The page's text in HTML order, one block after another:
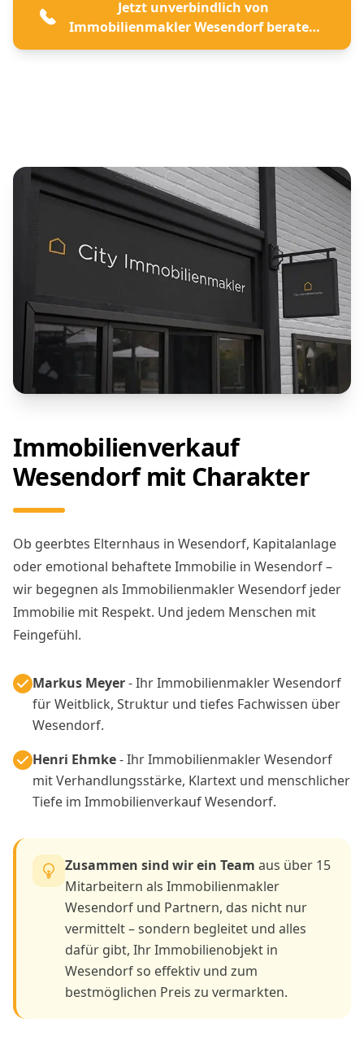
Jetzt unverbindlich von
Immobilienmakler Wesendorf beraten
lassen
Immobilienverkauf
Wesendorf mit Charakter
Ob geerbtes Elternhaus in Wesendorf, Kapitalanlage
oder emotional behaftete Immobilie in Wesendorf –
wir begegnen als Immobilienmakler Wesendorf jeder
Immobilie mit Respekt. Und jedem Menschen mit
Feingefühl.
Markus Meyer- Ihr Immobilienmakler Wesendorf
für Weitblick, Struktur und tiefes Fachwissen über
Wesendorf.
Henri Ehmke- Ihr Immobilienmakler Wesendorf
mit Verhandlungsstärke, Klartext und menschlicher
Tiefe im Immobilienverkauf Wesendorf.
Zusammen sind wir ein Team aus über 15
Mitarbeitern als Immobilienmakler
Wesendorf und Partnern, das nicht nur
vermittelt – sondern begleitet und alles
dafür gibt, Ihr Immobilienobjekt in
Wesendorf so effektiv und zum
bestmöglichen Preis zu vermarkten.